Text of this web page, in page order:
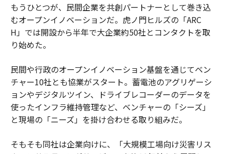
もうひとつが、民間企業を共創パートナーとして巻き込
むオープンイノベーションだ。虎ノ門ヒルズの「ARC
H」では開設から半年で大企業約50社とコンタクトを取
り始めた。
民間や行政のオープンイノベーション基盤を通じてベン
チャー10社とも協業がスタート。蓄電池のアグリゲーシ
ョンやデジタルツイン、ドライブレコーダーのデータを
使ったインフラ維持管理など、ベンチャーの「シーズ」
と現場の「ニーズ」を掛け合わせる取り組みだ。
そもそも同社は企業向けに、「大規模工場向け災害リス